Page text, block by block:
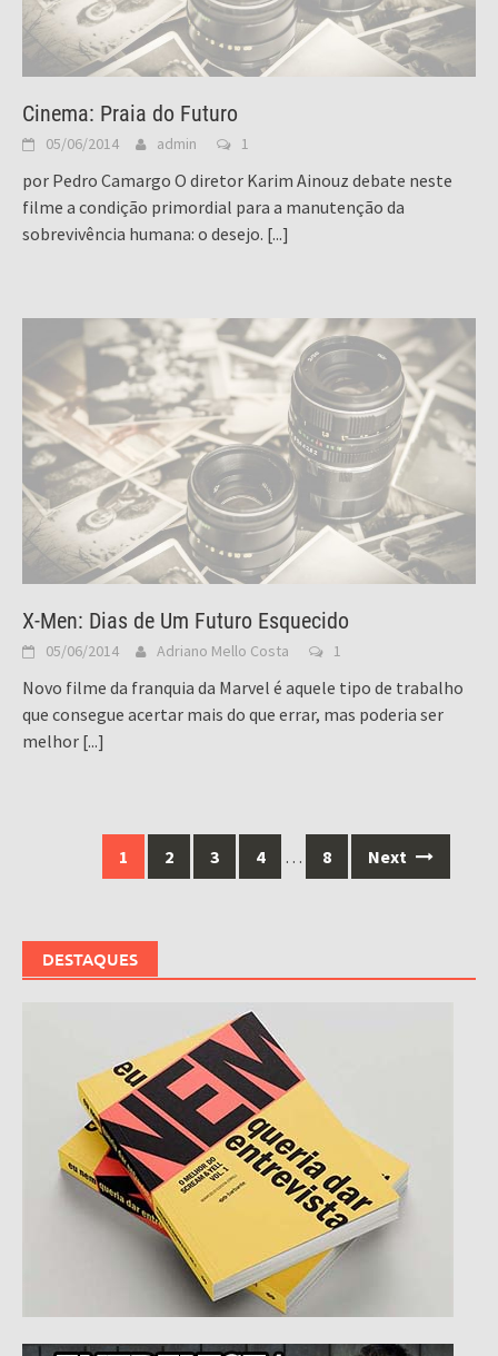
Cinema: Praia do Futuro
05/06/2014 admin 1
por Pedro Camargo O diretor Karim Ainouz debate neste
filme a condição primordial para a manutenção da
sobrevivência humana: o desejo. [...]
X-Men: Dias de Um Futuro Esquecido
05/06/2014 Adriano Mello Costa 1
Novo filme da franquia da Marvel é aquele tipo de trabalho
que consegue acertar mais do que errar, mas poderia ser
melhor [...]
navigation
1 2 3 4 … 8 Next
DESTAQUES